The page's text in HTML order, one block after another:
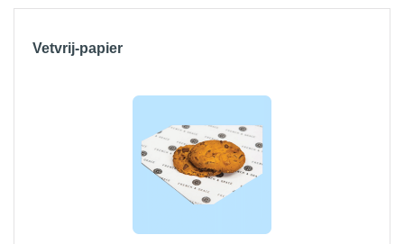
Vetvrij-papier